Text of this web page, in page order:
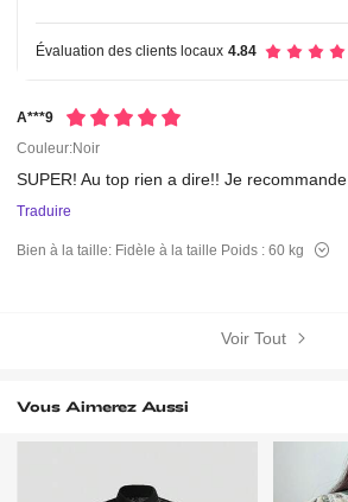
Évaluation des clients locaux 4.84
A***9
Couleur:Noir
SUPER!Autop rienadire!!Je recommande
Traduire
Bien à la taille: Fidèle à la taille Poids :60 kg
Voir Tout
Vous Aimerez Aussi